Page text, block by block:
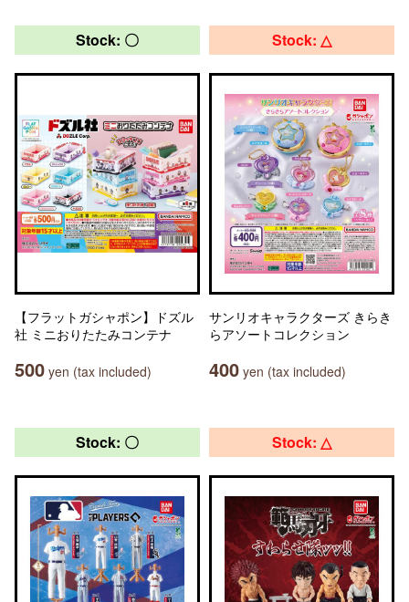
Stock: 〇
【フラットガシャポン】ドズル
社 ミニおりたたみコンテナ
500 yen (tax included)
Stock: △
サンリオキャラクターズ きらき
らアソートコレクション
400 yen (tax included)
Stock: 〇 Stock: △